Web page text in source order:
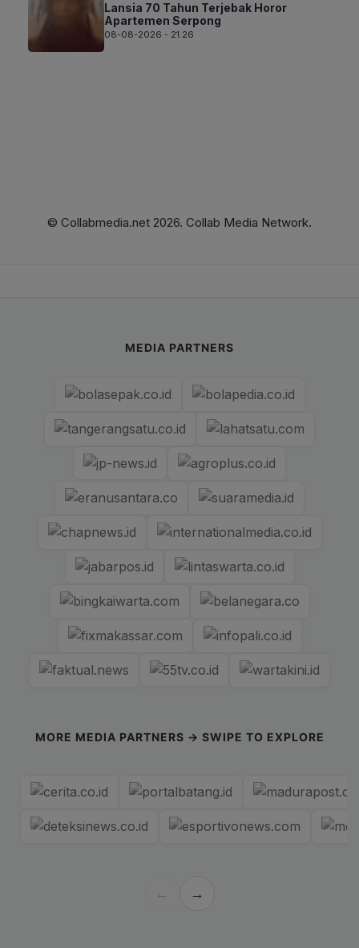
Lansia 70 Tahun Terjebak Horor
Apartemen Serpong
08-08-2026 - 21.26
© Collabmedia.net 2026. Collab Media Network.
MEDIA PARTNERS
MORE MEDIA PARTNERS → SWIPE TO EXPLORE
← →